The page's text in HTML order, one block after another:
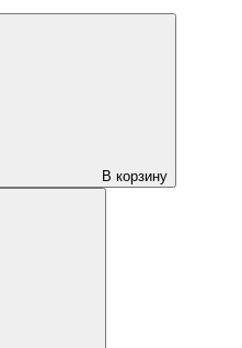
В корзину